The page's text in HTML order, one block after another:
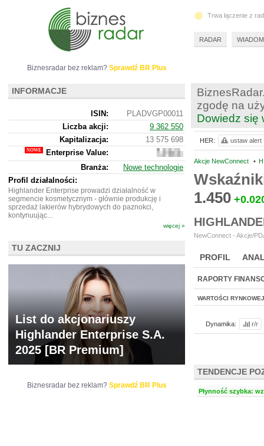
zgodę na
Dowiedz się
Akcje NewConnect •
1.450
NewConnect - Akcje/
PROFIL
BR LAB
RAPORTY
WARTOŚCI RYNKOWEJ
Dynamika: r/r
TENDENCJE
Płynność szybka:
HER: ustaw alert
Biznesradar bez reklam? Sprawdź BR Plus
INFORMACJE
ISIN:
PLADVGP00011
Liczba akcji:
9 362 550
Kapitalizacja:
13 575 698
Enterprise Value:
14
386
698
Branża:
Nowe technologie
Profil działalności:
Highlander Enterprise prowadzi działalność w
segmencie kosmetycznym - głównie produkcję i
sprzedaż lakierów hybrydowych do paznokci,
kontynuując...
więcej »
TU ZACZNIJ
List do akcjonariuszy
Highlander Enterprise S.A.
2025 [BR Premium]
Biznesradar bez reklam? Sprawdź BR Plus
Trwa łączenie z
RADAR